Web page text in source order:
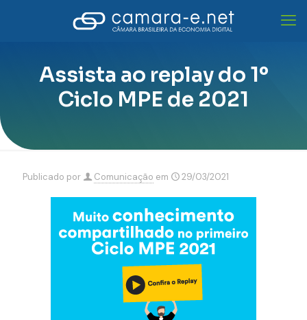
Assista ao replay do 1º
Ciclo MPE de 2021
Publicado por Comunicação em 29/03/2021